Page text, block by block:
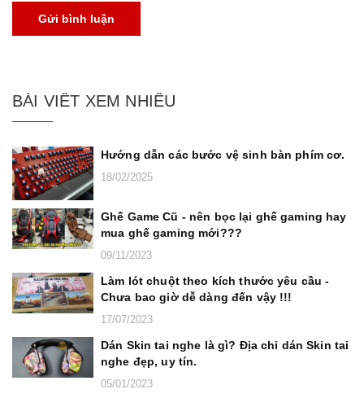
Gửi bình luận
BÀI VIẾT XEM NHIỀU
Hướng dẫn các bước vệ sinh bàn phím cơ.
18/02/2025
Ghế Game Cũ - nên bọc lại ghế gaming hay
mua ghế gaming mới???
09/11/2023
Làm lót chuột theo kích thước yêu cầu -
Chưa bao giờ dễ dàng đến vậy !!!
17/07/2023
Dán Skin tai nghe là gì? Địa chỉ dán Skin tai
nghe đẹp, uy tín.
05/01/2023